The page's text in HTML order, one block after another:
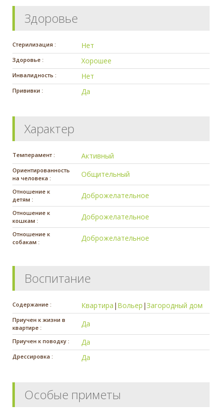
Здоровье
Стерилизация : Нет
Здоровье : Хорошее
Инвалидность : Нет
Прививки : Да
Характер
Темперамент : Активный
Ориентированность
на человека :
Общительный
Отношение к
детям :
Доброжелательное
Отношение к
кошкам :
Доброжелательное
Отношение к
собакам :
Доброжелательное
Воспитание
Содержание : Квартира | Вольер |Загородный дом
Приучен к жизни в
квартире :
Да
Приучен к поводку : Да
Дрессировка : Да
Особые приметы